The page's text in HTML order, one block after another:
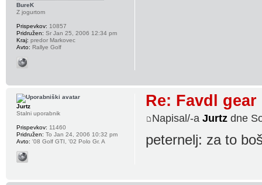
BureK
Z jogurtom
Prispevkov: 10857
Pridružen: Sr Jan 25, 2006 12:34 pm
Kraj: predor Markovec
Avto: Rallye Golf
Re: Favdl
Napisal/-aJurtz dne
peternelj: za to
Jurtz
Stalni uporabnik
Prispevkov: 11460
Pridružen: To Jan 24, 2006 10:32 pm
Avto: '08 Golf GTI, '02 Polo Gr. A